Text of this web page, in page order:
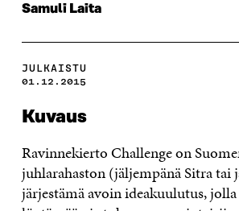
Samuli Laita
JULKAISTU
01.12.2015
Kuvaus
Ravinnekierto Challenge on
juhlarahaston (jäljempänä Sitra tai
järjestämä avoin ideakuulutus,